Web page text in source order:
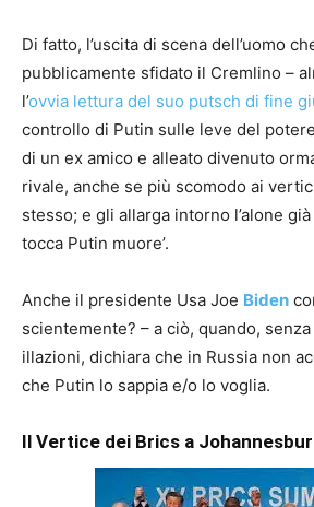
Di fatto, l’uscita di scena dell’uomo
pubblicamente sfidato il Cremlino –
l’ovvia lettura del suo putsch di fine
controllo di Putin sulle leve del
di un ex amico e alleato divenuto
rivale, anche se più scomodo ai
stesso; e gli allarga intorno l’alone
tocca Putin muore’.
Anche il presidente Usa Joe Biden
scientemente? – a ciò, quando,
illazioni, dichiara che in Russia non
che Putin lo sappia e/o lo voglia.
Il Vertice dei Brics a